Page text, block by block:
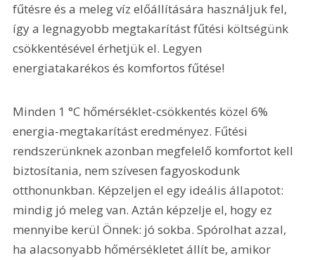
fűtésre és a meleg víz előállítására használjuk fel,
így a legnagyobb megtakarítást fűtési költségünk
csökkentésével érhetjük el. Legyen
energiatakarékos és komfortos fűtése!
Minden 1 °C hőmérséklet-csökkentés közel 6%
energia-megtakarítást eredményez. Fűtési
rendszerünknek azonban megfelelő komfortot kell
biztosítania, nem szívesen fagyoskodunk
otthonunkban. Képzeljen el egy ideális állapotot:
mindig jó meleg van. Aztán képzelje el, hogy ez
mennyibe kerül Önnek: jó sokba. Spórolhat azzal,
ha alacsonyabb hőmérsékletet állít be, amikor